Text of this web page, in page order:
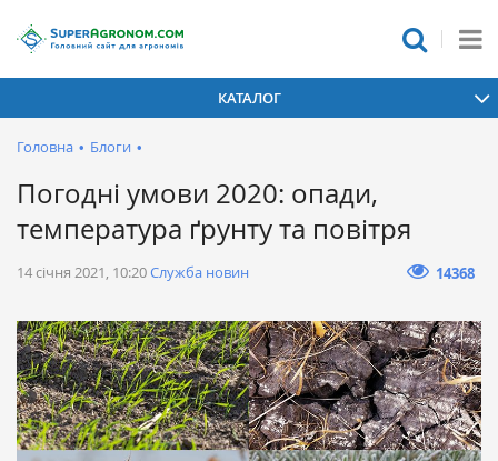
КАТАЛОГ
Головна • Блоги •
Погодні умови 2020: опади,
температура ґрунту та повітря
14 січня 2021, 10:20Служба новин 14368